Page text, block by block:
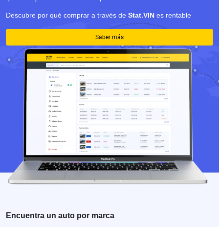
Descubre por qué comprar a través de Stat.VIN es rentable
Saber más
Encuentra un auto por marca